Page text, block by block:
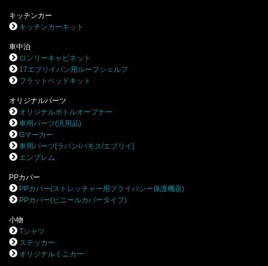
キッチンカー
キッチンカーキット
車中泊
ロンリーキャビネット
17エブリイバン用ルーフシェルフ
フラットベッドキット
オリジナルパーツ
オリジナルボトルオープナー
車用パーツ(汎用品)
Gマーカー
車用パーツ[ラパン/バモス/エブリイ]
エンブレム
PPカバー
PPカバー(ストレッチャー用プライバシー保護機器)
PPカバー(ビニールカバータイプ)
小物
Tシャツ
ステッカー
オリジナルミニカー